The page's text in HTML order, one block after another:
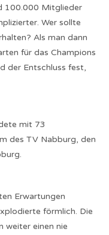
100.000 Mitglieder
Wer sollte
Als man dann
für das Champions
der Entschluss fest,
mit 73
des TV Nabburg, den
Erwartungen
förmlich. Die
weiter einen nie